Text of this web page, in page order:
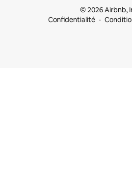
© 2026 Airbnb,
Confidentialité